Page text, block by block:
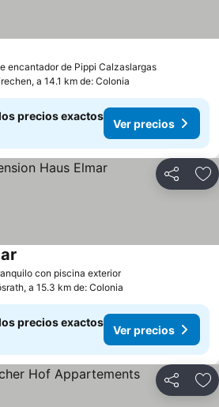
encantador de Pippi CalzaslargasVer
a 14.1 km de: Colonia
precios exactos
Ver precios
Compartir
con piscina exteriorVer precios
a 15.3 km de: Colonia
precios exactos
Ver precios
Compartir